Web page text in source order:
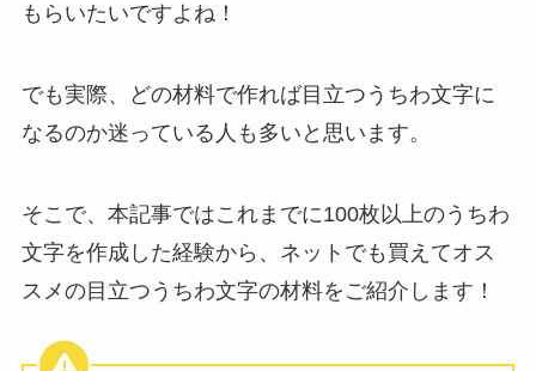
もらいたいですよね！
でも実際、どの材料で作れば目立つうちわ文字に
なるのか迷っている人も多いと思います。
そこで、本記事ではこれまでに100枚以上のうちわ
文字を作成した経験から、ネットでも買えてオス
スメの目立つうちわ文字の材料をご紹介します！